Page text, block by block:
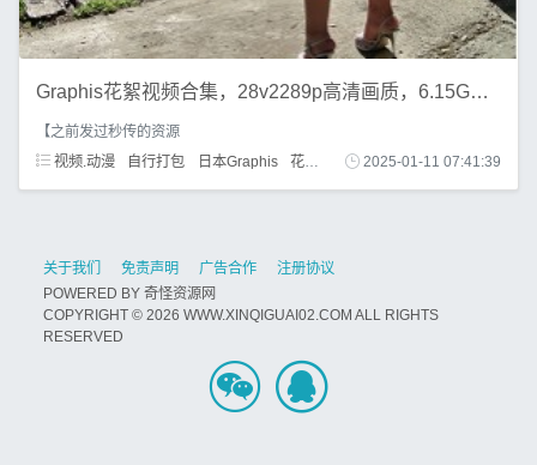
Graphis花絮视频合集，28v2289p高清画质，6.15G百度盘分享
【之前发过秒传的资源
视频.动漫
自行打包 日本Graphis 花絮视频 作品小合集 28v2289p
2025-01-11 07:41:39
关于我们 免责声明 广告合作
注册协议
POWERED BY 奇怪资源网
COPYRIGHT © 2026 WWW.XINQIGUAI02.COM ALL RIGHTS
RESERVED